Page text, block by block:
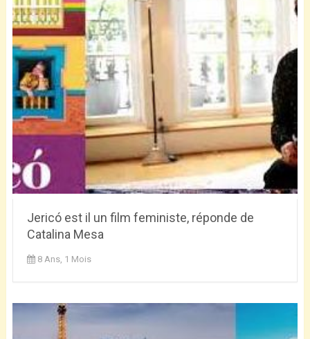
Jericó est il un film feministe, réponde de
Catalina Mesa
8 Ans, 1 Mois